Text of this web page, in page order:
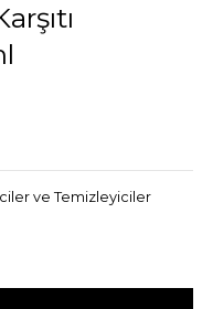
ve Temizleyiciler